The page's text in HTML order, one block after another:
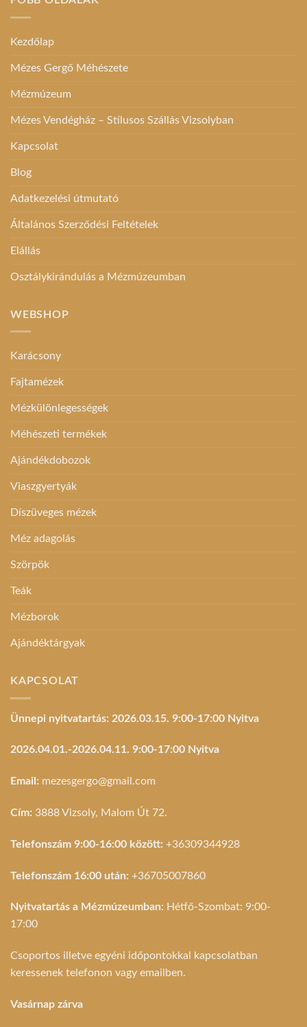
Kezdőlap
Mézes Gergő Méhészete
Mézmúzeum
Mézes Vendégház – Stílusos Szállás Vizsolyban
Kapcsolat
Blog
Adatkezelési útmutató
Általános Szerződési Feltételek
Elállás
Osztálykirándulás a Mézmúzeumban
WEBSHOP
Karácsony
Fajtamézek
Mézkülönlegességek
Méhészeti termékek
Ajándékdobozok
Viaszgyertyák
Díszüveges mézek
Méz adagolás
Szörpök
Teák
Mézborok
Ajándéktárgyak
KAPCSOLAT
Ünnepi nyitvatartás: 2026.03.15. 9:00-17:00 Nyitva
2026.04.01.-2026.04.11. 9:00-17:00 Nyitva
Email: mezesgergo@gmail.com
Cím: 3888 Vizsoly, Malom Út 72.
Telefonszám 9:00-16:00 között: +36309344928
Telefonszám 16:00 után: +36705007860
Nyitvatartás a Mézmúzeumban: Hétfő-Szombat: 9:00-
17:00
Csoportos illetve egyéni időpontokkal kapcsolatban
keressenek telefonon vagy emailben.
Vasárnap zárva